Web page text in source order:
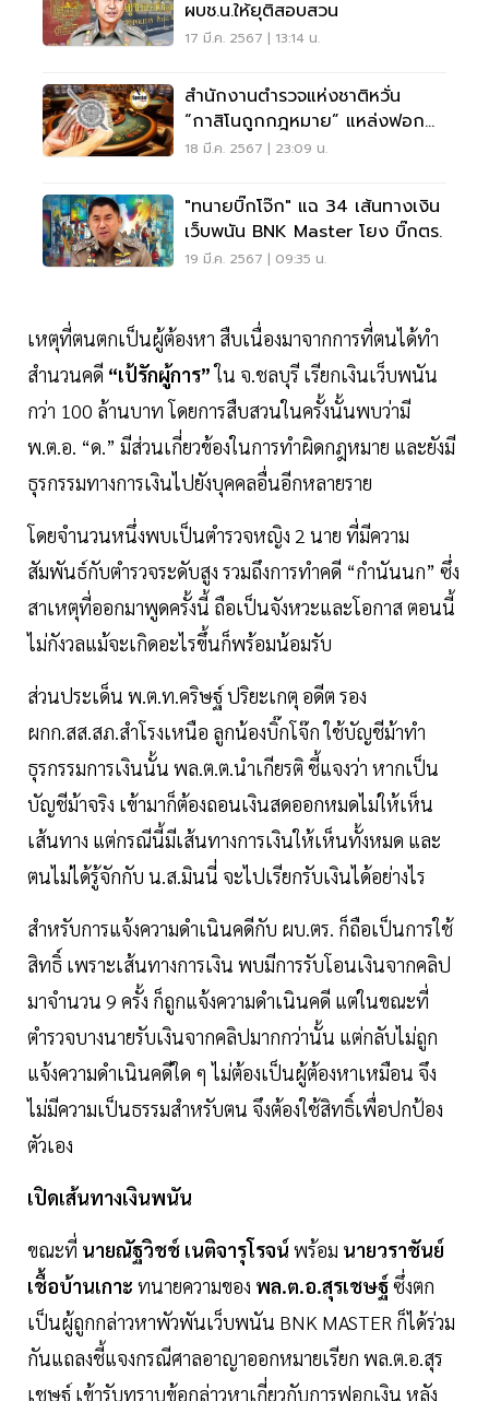
ผบช.น.ให้ยุติสอบสวน
17 มี.ค. 2567 | 13:14 น.
สำนักงานตำรวจแห่งชาติหวั่น
“กาสิโนถูกกฎหมาย” แหล่งฟอก
เงินธุรกิจสีเทา
18 มี.ค. 2567 | 23:09 น.
"ทนายบิ๊กโจ๊ก" แฉ 34 เส้นทางเงิน
เว็บพนัน BNK Master โยง บิ๊กตร.
19 มี.ค. 2567 | 09:35 น.
เหตุที่ตนตกเป็นผู้ต้องหา สืบเนื่องมาจากการที่ตนได้ทำ
สำนวนคดี “เป้รักผู้การ”ใน จ.ชลบุรี เรียกเงินเว็บพนัน
กว่า 100 ล้านบาท โดยการสืบสวนในครั้งนั้นพบว่ามี
พ.ต.อ. “ด.” มีส่วนเกี่ยวข้องในการทำผิดกฎหมาย และยังมี
ธุรกรรมทางการเงินไปยังบุคคลอื่นอีกหลายราย
โดยจำนวนหนึ่งพบเป็นตำรวจหญิง 2 นาย ที่มีความ
สัมพันธ์กับตำรวจระดับสูง รวมถึงการทำคดี “กำนันนก” ซึ่ง
สาเหตุที่ออกมาพูดครั้งนี้ ถือเป็นจังหวะและโอกาส ตอนนี้
ไม่กังวลแม้จะเกิดอะไรขึ้นก็พร้อมน้อมรับ
ส่วนประเด็น พ.ต.ท.คริษฐ์ ปริยะเกตุ อดีต รอง
ผกก.สส.สภ.สำโรงเหนือ ลูกน้องบิ๊กโจ๊ก ใช้บัญชีม้าทำ
ธุรกรรมการเงินนั้น พล.ต.ต.นำเกียรติ ชี้แจงว่า หากเป็น
บัญชีม้าจริง เข้ามาก็ต้องถอนเงินสดออกหมดไม่ให้เห็น
เส้นทาง แต่กรณีนี้มีเส้นทางการเงินให้เห็นทั้งหมด และ
ตนไม่ได้รู้จักกับ น.ส.มินนี่ จะไปเรียกรับเงินได้อย่างไร
สำหรับการแจ้งความดำเนินคดีกับ ผบ.ตร. ก็ถือเป็นการใช้
สิทธิ์ เพราะเส้นทางการเงิน พบมีการรับโอนเงินจากคลิป
มาจำนวน 9 ครั้ง ก็ถูกแจ้งความดำเนินคดี แต่ในขณะที่
ตำรวจบางนายรับเงินจากคลิปมากกว่านั้น แต่กลับไม่ถูก
แจ้งความดำเนินคดีใด ๆ ไม่ต้องเป็นผู้ต้องหาเหมือน จึง
ไม่มีความเป็นธรรมสำหรับตน จึงต้องใช้สิทธิ์เพื่อปกป้อง
ตัวเอง
เปิดเส้นทางเงินพนัน
ขณะที่ นายณัฐวิชช์ เนติจารุโรจน์ พร้อม นายวราชันย์
เชื้อบ้านเกาะ ทนายความของ พล.ต.อ.สุรเชษฐ์ซึ่งตก
เป็นผู้ถูกกล่าวหาพัวพันเว็บพนัน BNK MASTER ก็ได้ร่วม
กันแถลงชี้แจงกรณีศาลอาญาออกหมายเรียก พล.ต.อ.สุร
เชษฐ์ เข้ารับทราบข้อกล่าวหาเกี่ยวกับการฟอกเงิน หลัง